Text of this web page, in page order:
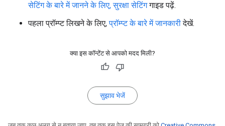
सेटिंग के बारे में जानने के लिए, सुरक्षा सेटिंगगाइड पढ़ें.
पहला प्रॉम्प्ट लिखने के लिए,प्रॉम्प्ट के बारे में जानकारीदेखें.
क्या इस कॉन्टेंट से आपको मदद मिली?
सुझाव भेजें